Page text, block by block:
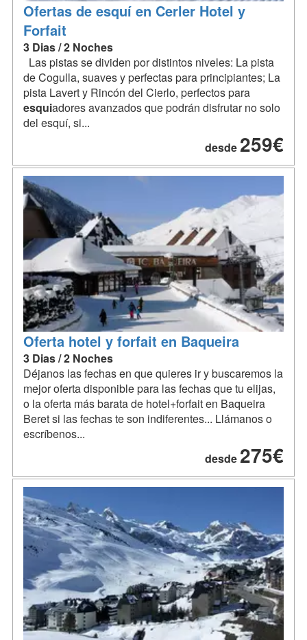
Ofertas de esquí en Cerler Hotel y
Forfait
3 Dias / 2 Noches
Las pistas se dividen por distintos niveles: La pista
de Cogulla, suaves y perfectas para principiantes; La
pista Lavert y Rincón del Cierlo, perfectos para
esquiadores avanzados que podrán disfrutar no solo
del esquí, si...
desde 259€
Oferta hotel y forfait en Baqueira
3 Dias / 2 Noches
Déjanos las fechas en que quieres ir y buscaremos la
mejor oferta disponible para las fechas que tu elijas,
o la oferta más barata de hotel+forfait en Baqueira
Beret si las fechas te son indiferentes... Llámanos o
escríbenos...
desde 275€